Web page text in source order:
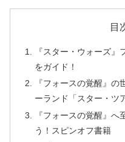
目
『スター・ウォーズ
をガイド！
『フォースの覚醒』
ーランド「スター・ツ
『フォースの覚醒』
う！スピンオフ書籍